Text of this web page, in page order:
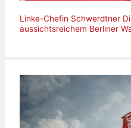
Linke-Chefin Schwerdtner
aussichtsreichem Berliner